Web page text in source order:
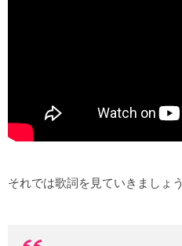
それでは歌詞を見ていきましょう